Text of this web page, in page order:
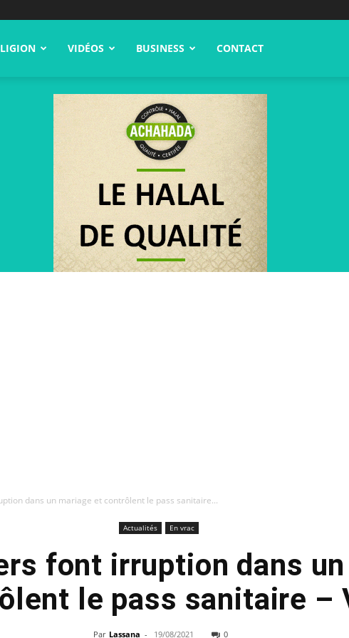
VIDÉOS BUSINESS CONTACT
dans un mariage et contrôlent le pass sanitaire...
Actualités En vrac
font irruption dans
le pass sanitaire –
Par Lassana - 19/08/2021 0